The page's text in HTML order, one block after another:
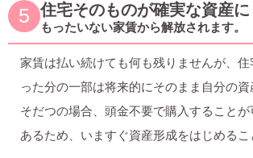
5 住宅そのものが確実な資産に
もったいない家賃から解放されます。
家賃は払い続けても何も残りませんが、
った分の一部は将来的にそのまま自分の資
そだつの場合、頭金不要で購入すること
あるため、いますぐ資産形成をはじめるこ